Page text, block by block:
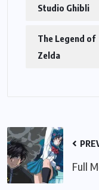
Studio Ghibli
The Legend of
Zelda
Full